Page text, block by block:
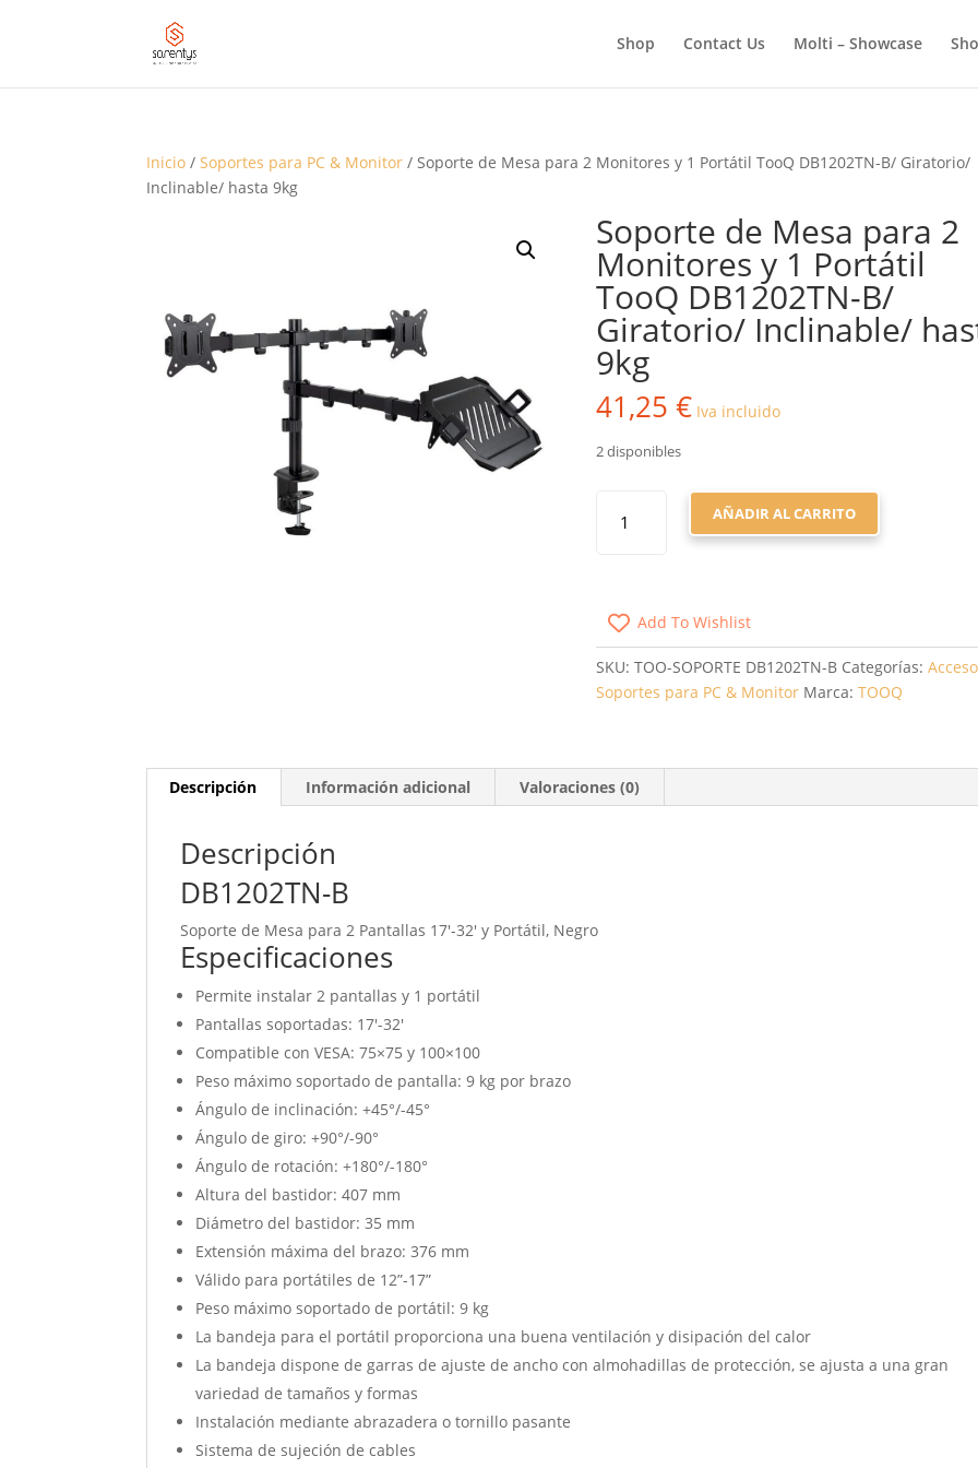
Shop Contact Us Molti – Showcase
PRODUCTOS
Inicio /Soportes para PC & Monitor / Soporte de Mesa para 2 Monitores y 1 Portátil TooQ DB1202TN-B/ Giratorio/
Inclinable/ hasta 9kg
Soporte de Mesa para 2
Monitores y 1 Portátil
TooQ DB1202TN-B/
Giratorio/ Inclinable/
9kg
41,25€ Iva incluido
2 disponibles
MONITORES
Y
1
PORTÁTIL
GIRATORIO/
AÑADIR AL CARRITO
Add To Wishlist
SKU:TOO-SOPORTE DB1202TN-B Categorías:
Soportes para PC & Monitor Marca:TOOQ
Descripción Información adicional Valoraciones (0)
Descripción
DB1202TN-B
Soporte de Mesa para 2 Pantallas 17′-32′ y Portátil, Negro
Especificaciones
Permite instalar 2 pantallas y 1 portátil
Pantallas soportadas: 17′-32′
Compatible con VESA: 75×75 y 100×100
Peso máximo soportado de pantalla: 9 kg por brazo
Ángulo de inclinación: +45°/-45°
Ángulo de giro: +90°/-90°
Ángulo de rotación: +180°/-180°
Altura del bastidor: 407 mm
Diámetro del bastidor: 35 mm
Extensión máxima del brazo: 376 mm
Válido para portátiles de 12”-17”
Peso máximo soportado de portátil: 9 kg
La bandeja para el portátil proporciona una buena ventilación y disipación del calor
La bandeja dispone de garras de ajuste de ancho con almohadillas de protección, se ajusta a una gran
variedad de tamaños y formas
Instalación mediante abrazadera o tornillo pasante
Sistema de sujeción de cables